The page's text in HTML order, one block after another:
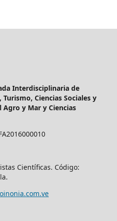
Interdisciplinaria de
Ciencias Sociales y
Agro y Mar y Ciencias
Científicas. Código: